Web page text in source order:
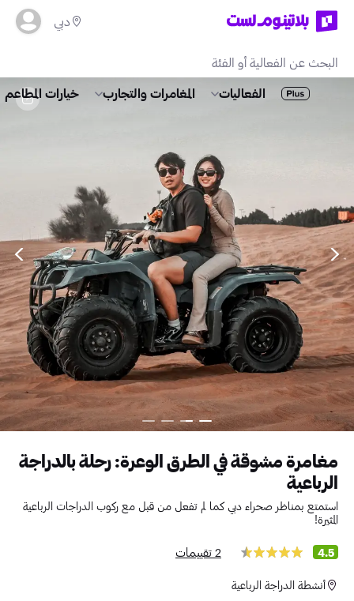
دبي
الفعاليات المغامرات والتجارب خيارات المطاعم
مغامرة مشوقة في الطرق الوعرة: رحلة بالدراجة
الرباعية
استمتع بمناظر صحراء دبي كما لم تفعل من قبل مع ركوب الدراجات الرباعية
المثيرة!
4.5 2 تقييمات
أنشطة الدراجة الرباعية